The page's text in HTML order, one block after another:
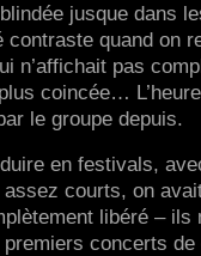
jusque dans
quand on
n’affichait pas
coincée…
le groupe depuis.
en festivals,
courts, on
libéré –
premiers concerts